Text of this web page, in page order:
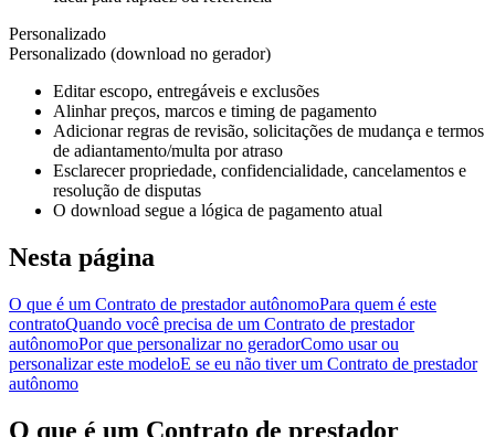
Personalizado
Personalizado (download no gerador)
Editar escopo, entregáveis e exclusões
Alinhar preços, marcos e timing de pagamento
Adicionar regras de revisão, solicitações de mudança e termos
de adiantamento/multa por atraso
Esclarecer propriedade, confidencialidade, cancelamentos e
resolução de disputas
O download segue a lógica de pagamento atual
Nesta página
O que é um Contrato de prestador autônomoPara quem é este
contratoQuando você precisa de um Contrato de prestador
autônomoPor que personalizar no geradorComo usar ou
personalizar este modeloE se eu não tiver um Contrato de prestador
autônomo
O que é um Contrato de prestador